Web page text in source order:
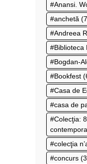
Anansi.
anchetă
Andreea
Biblioteca
Bogdan-
Bookfest
Casa de
casa de
Colecţia:
colecţia
concurs